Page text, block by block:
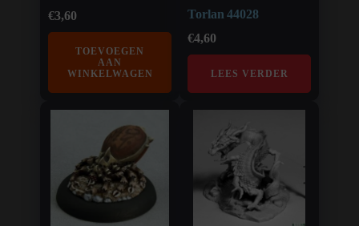
€3,60
TOEVOEGEN
AAN
WINKELWAGEN
Torlan 44028
€4,60
LEES VERDER